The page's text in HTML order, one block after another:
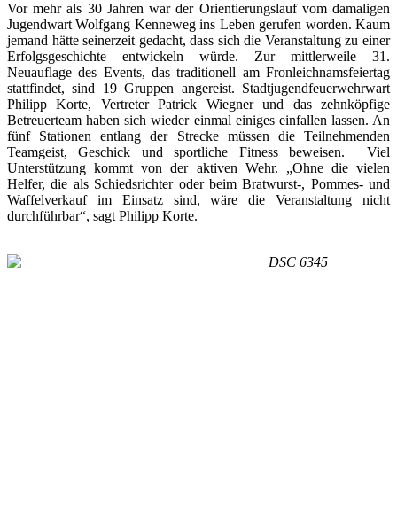
Vor mehr als 30 Jahren war der Orientierungslauf vom damaligen
Jugendwart Wolfgang Kenneweg ins Leben gerufen worden. Kaum
jemand hätte seinerzeit gedacht, dass sich die Veranstaltung zu einer
Erfolgsgeschichte entwickeln würde. Zur mittlerweile 31.
Neuauflage des Events, das traditionell am Fronleichnamsfeiertag
stattfindet, sind 19 Gruppen angereist. Stadtjugendfeuerwehrwart
Philipp Korte, Vertreter Patrick Wiegner und das zehnköpfige
Betreuerteam haben sich wieder einmal einiges einfallen lassen. An
fünf Stationen entlang der Strecke müssen die Teilnehmenden
Teamgeist, Geschick und sportliche Fitness beweisen. Viel
Unterstützung kommt von der aktiven Wehr. „Ohne die vielen
Helfer, die als Schiedsrichter oder beim Bratwurst-, Pommes- und
Waffelverkauf im Einsatz sind, wäre die Veranstaltung nicht
durchführbar“, sagt Philipp Korte.